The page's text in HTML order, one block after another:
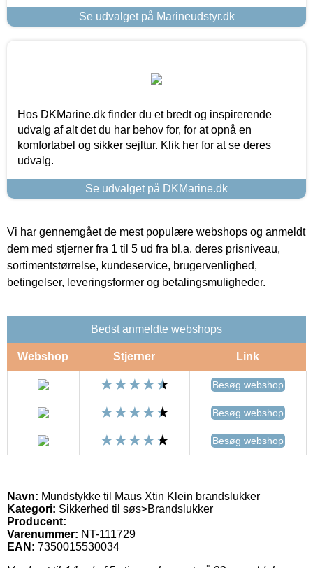
Se udvalget på Marineudstyr.dk
Hos DKMarine.dk finder du et bredt og inspirerende
udvalg af alt det du har behov for, for at opnå en
komfortabel og sikker sejltur. Klik her for at se deres
udvalg.
Se udvalget på DKMarine.dk
Vi har gennemgået de mest populære webshops og anmeldt
dem med stjerner fra 1 til 5 ud fra bl.a. deres prisniveau,
sortimentstørrelse, kundeservice, brugervenlighed,
betingelser, leveringsformer og betalingsmuligheder.
Bedst anmeldte webshops
Webshop Stjerner Link
Besøg webshop
Besøg webshop
Besøg webshop
Navn: Mundstykke til Maus Xtin Klein brandslukker
Kategori: Sikkerhed til søs>Brandslukker
Producent:
Varenummer: NT-111729
EAN: 7350015530034